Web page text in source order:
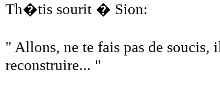
Th�tis sourit � Sion:
" Allons, ne te fais pas de
reconstruire... "